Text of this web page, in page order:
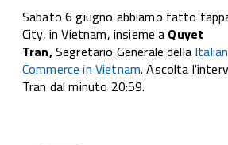
Sabato 6 giugno abbiamo fatto
City, in Vietnam, insieme a Quyet
Tran,Segretario Generale della
Commerce in Vietnam. Ascolta
Tran dal minuto 20:59.